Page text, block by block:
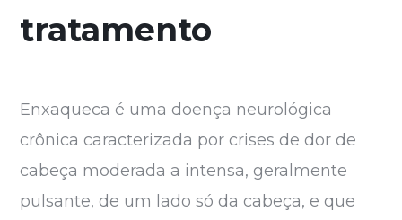
tratamento
Enxaqueca é uma doença neurológica
crônica caracterizada por crises de dor de
cabeça moderada a intensa, geralmente
pulsante, de um lado só da cabeça, e que